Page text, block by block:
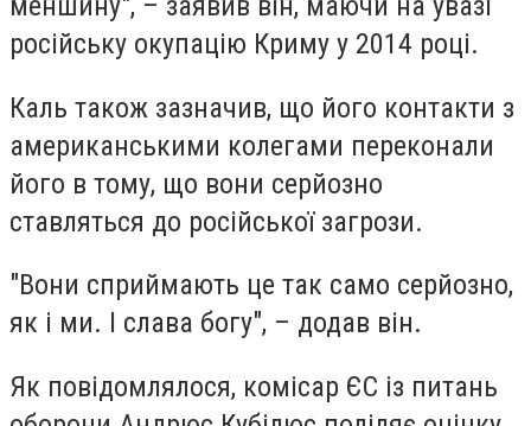
російську окупацію Криму у 2014 році.
Каль також зазначив, що його контакти з
американськими колегами переконали
його в тому, що вони серйозно
ставляться до російської загрози.
"Вони сприймають це так само серйозно,
як і ми. І слава богу", – додав він.
Як повідомлялося, комісар ЄС із питань